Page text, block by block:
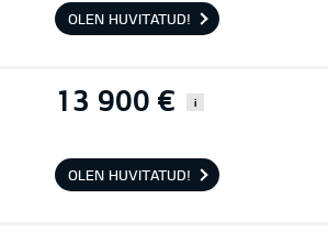
OLEN HUVITATUD!
13 900 € i
OLEN HUVITATUD!